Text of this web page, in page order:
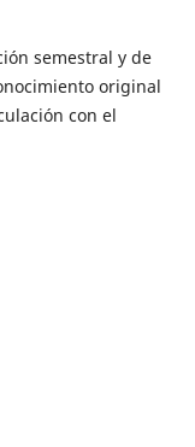
semestral y de
original
con el